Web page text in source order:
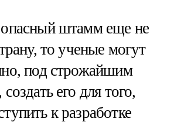
штамм еще не
то ученые могут
под строжайшим
его для того,
к разработке